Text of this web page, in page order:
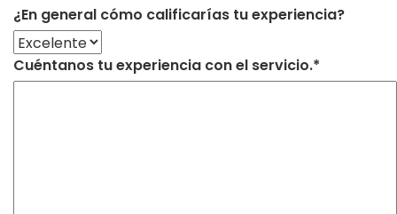
¿En general cómo calificarías tu experiencia?
Cuéntanos tu experiencia con el servicio.*